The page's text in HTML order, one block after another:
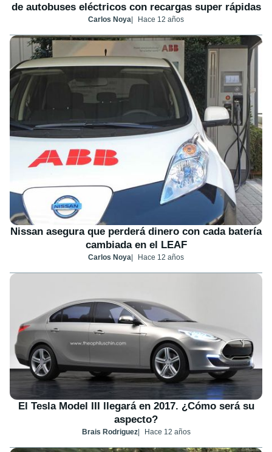
de autobuses eléctricos con recargas super rápidas
Carlos Noya Hace 12 años
Nissan asegura que perderá dinero con cada batería
cambiada en el LEAF
Carlos Noya Hace 12 años
El Tesla Model III llegará en 2017. ¿Cómo será su
aspecto?
Brais Rodriguez Hace 12 años